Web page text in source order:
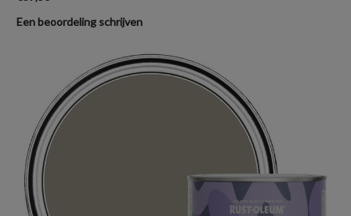
Een beoordeling schrijven